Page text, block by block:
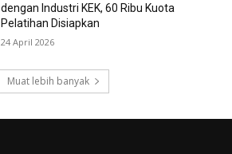
dengan Industri KEK, 60 Ribu Kuota
Pelatihan Disiapkan
24 April 2026
Muat lebih banyak